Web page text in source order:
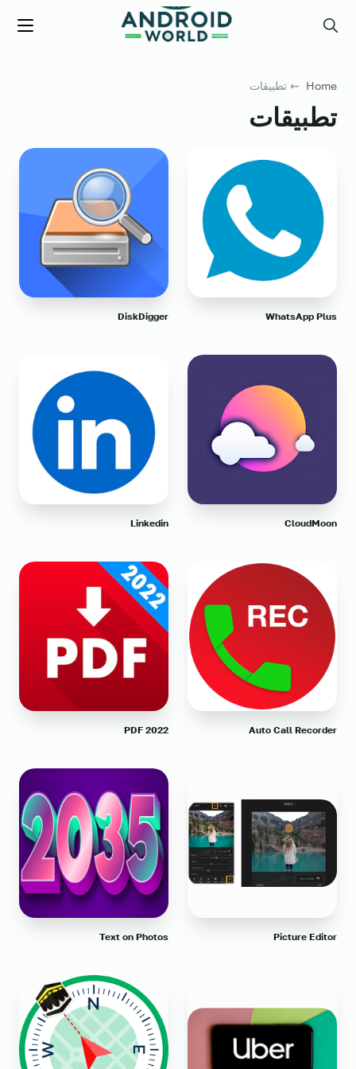
العاب فور نت
Home ⇜ تطبيقات
تطبيقات
WhatsApp Plus
DiskDigger
CloudMoon
Linkedin
Auto Call Recorder
PDF 2022
Picture Editor
Text on Photos